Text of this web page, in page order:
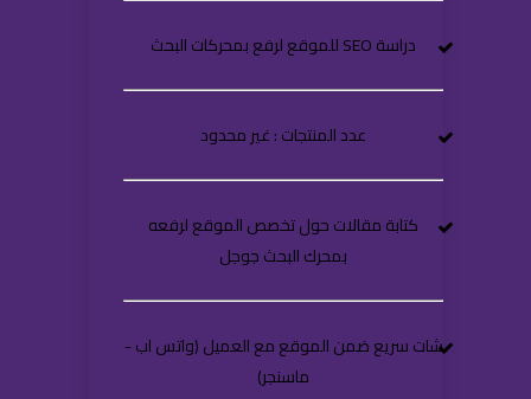
دراسة SEO للموقع لرفع بمحركات البحث
عدد المنتجات : غير محدود
كتابة مقالات حول تخصص الموقع لرفعه
بمحرك البحث جوجل
شات سريع ضمن الموقع مع العميل (واتس اب -
ماسنجر)